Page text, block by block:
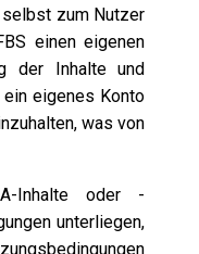
zum Nutzer
einen eigenen
der Inhalte und
ein eigenes Konto
was von
Inhalte oder -
unterliegen,